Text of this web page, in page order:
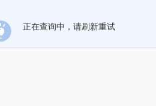
正在查询中，请刷新重试